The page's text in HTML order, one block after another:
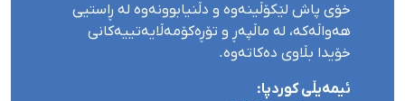
خۆی پاش لێکۆڵینەوە و دڵنیابوونەوە لە ڕاستیی
هەواڵەکە، لە ماڵپەڕ و تۆڕەکۆمەڵایەتییەکانی
خۆیدا بڵاوی دەکاتەوە.
ئیمەیڵی کوردپا: